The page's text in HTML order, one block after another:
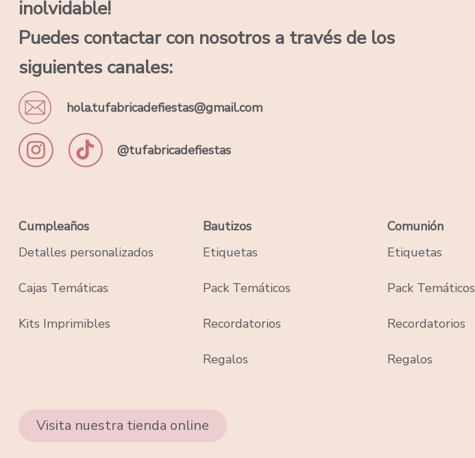
inolvidable!
Puedes contactar con nosotros a través de los
siguientes canales:
hola.tufabricadefiestas@gmail.com
@tufabricadefiestas
Cumpleaños
Detalles personalizados
Cajas Temáticas
Kits Imprimibles
Bautizos
Etiquetas
Pack Temáticos
Recordatorios
Regalos
Comunión
Etiquetas
Pack Temáticos
Recordatorios
Regalos
Visita nuestra tienda online